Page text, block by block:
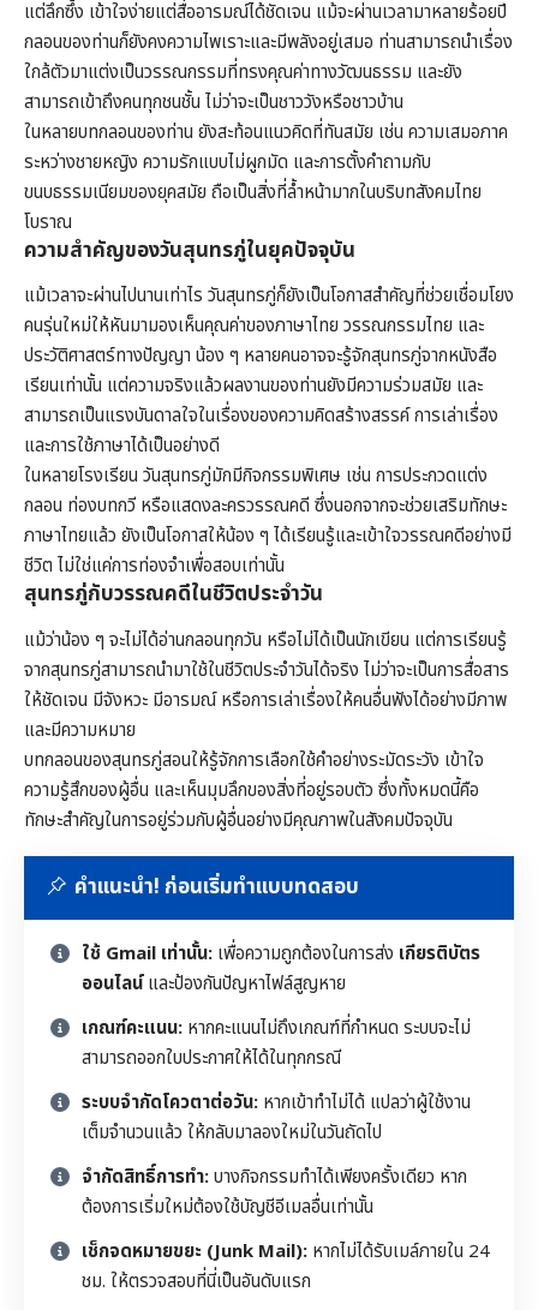
แต่ลึกซึ้ง เข้าใจง่ายแต่สื่ออารมณ์ได้ชัดเจน แม้จะผ่านเวลามาหลายร้อยปี
กลอนของท่านก็ยังคงความไพเราะและมีพลังอยู่เสมอ ท่านสามารถนำเรื่อง
ใกล้ตัวมาแต่งเป็นวรรณกรรมที่ทรงคุณค่าทางวัฒนธรรม และยัง
สามารถเข้าถึงคนทุกชนชั้น ไม่ว่าจะเป็นชาววังหรือชาวบ้าน
ในหลายบทกลอนของท่าน ยังสะท้อนแนวคิดที่ทันสมัย เช่น ความเสมอภาค
ระหว่างชายหญิง ความรักแบบไม่ผูกมัด และการตั้งคำถามกับ
ขนบธรรมเนียมของยุคสมัย ถือเป็นสิ่งที่ล้ำหน้ามากในบริบทสังคมไทย
โบราณ
ความสำคัญของวันสุนทรภู่ในยุคปัจจุบัน
แม้เวลาจะผ่านไปนานเท่าไร วันสุนทรภู่ก็ยังเป็นโอกาสสำคัญที่ช่วยเชื่อมโยง
คนรุ่นใหม่ให้หันมามองเห็นคุณค่าของภาษาไทย วรรณกรรมไทย และ
ประวัติศาสตร์ทางปัญญา น้อง ๆ หลายคนอาจจะรู้จักสุนทรภู่จากหนังสือ
เรียนเท่านั้น แต่ความจริงแล้วผลงานของท่านยังมีความร่วมสมัย และ
สามารถเป็นแรงบันดาลใจในเรื่องของความคิดสร้างสรรค์ การเล่าเรื่อง
และการใช้ภาษาได้เป็นอย่างดี
ในหลายโรงเรียน วันสุนทรภู่มักมีกิจกรรมพิเศษ เช่น การประกวดแต่ง
กลอน ท่องบทกวี หรือแสดงละครวรรณคดี ซึ่งนอกจากจะช่วยเสริมทักษะ
ภาษาไทยแล้ว ยังเป็นโอกาสให้น้อง ๆ ได้เรียนรู้และเข้าใจวรรณคดีอย่างมี
ชีวิต ไม่ใช่แค่การท่องจำเพื่อสอบเท่านั้น
สุนทรภู่กับวรรณคดีในชีวิตประจำวัน
แม้ว่าน้อง ๆ จะไม่ได้อ่านกลอนทุกวัน หรือไม่ได้เป็นนักเขียน แต่การเรียนรู้
จากสุนทรภู่สามารถนำมาใช้ในชีวิตประจำวันได้จริง ไม่ว่าจะเป็นการสื่อสาร
ให้ชัดเจน มีจังหวะ มีอารมณ์ หรือการเล่าเรื่องให้คนอื่นฟังได้อย่างมีภาพ
และมีความหมาย
บทกลอนของสุนทรภู่สอนให้รู้จักการเลือกใช้คำอย่างระมัดระวัง เข้าใจ
ความรู้สึกของผู้อื่น และเห็นมุมลึกของสิ่งที่อยู่รอบตัว ซึ่งทั้งหมดนี้คือ
ทักษะสำคัญในการอยู่ร่วมกับผู้อื่นอย่างมีคุณภาพในสังคมปัจจุบัน
คำแนะนำ! ก่อนเริ่มทำแบบทดสอบ
ใช้ Gmail เท่านั้น: เพื่อความถูกต้องในการส่ง เกียรติบัตร
ออนไลน์และป้องกันปัญหาไฟล์สูญหาย
เกณฑ์คะแนน: หากคะแนนไม่ถึงเกณฑ์ที่กำหนด ระบบจะไม่
สามารถออกใบประกาศให้ได้ในทุกกรณี
ระบบจำกัดโควตาต่อวัน: หากเข้าทำไม่ได้ แปลว่าผู้ใช้งาน
เต็มจำนวนแล้ว ให้กลับมาลองใหม่ในวันถัดไป
จำกัดสิทธิ์การทำ:บางกิจกรรมทำได้เพียงครั้งเดียว หาก
ต้องการเริ่มใหม่ต้องใช้บัญชีอีเมลอื่นเท่านั้น
เช็กจดหมายขยะ (Junk Mail): หากไม่ได้รับเมล์ภายใน 24
ชม. ให้ตรวจสอบที่นี่เป็นอันดับแรก